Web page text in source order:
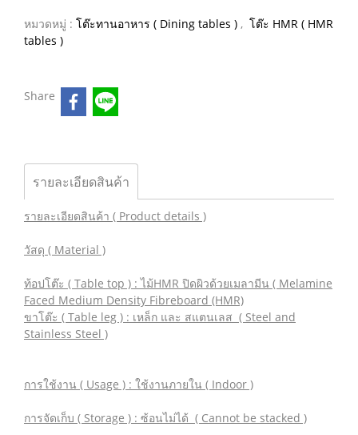
หมวดหมู่ : โต๊ะทานอาหาร ( Dining tables ) , โต๊ะ HMR ( HMR
tables )
Share
รายละเอียดสินค้า
รายละเอียดสินค้า ( Product details )
วัสดุ ( Material )
ท้อปโต๊ะ ( Table top ) : ไม้HMR ปิดผิวด้วยเมลามีน ( Melamine
Faced Medium Density Fibreboard (HMR)
ขาโต๊ะ ( Table leg ) : เหล็ก และ สแตนเลส ( Steel and
Stainless Steel )
การใช้งาน ( Usage ) : ใช้งานภายใน ( Indoor )
การจัดเก็บ ( Storage ) : ซ้อนไม่ได้ ( Cannot be stacked )